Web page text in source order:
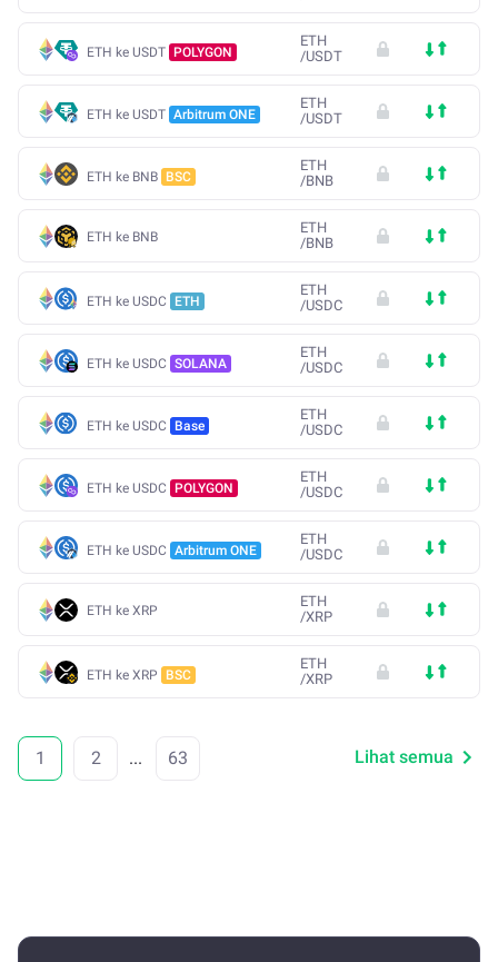
ETH ke USDT POLYGON
ETH
/USDT
ETH ke USDT Arbitrum ONE
ETH
/USDT
ETH ke BNB BSC
ETH
/BNB
ETH ke BNB
ETH
/BNB
ETH ke USDC ETH
ETH
/USDC
ETH ke USDC SOLANA
ETH
/USDC
ETH ke USDC Base
ETH
/USDC
ETH ke USDC POLYGON
ETH
/USDC
ETH ke USDC Arbitrum ONE
ETH
/USDC
ETH ke XRP
ETH
/XRP
ETH ke XRP BSC
ETH
/XRP
1 2 ... 63 Lihat semua